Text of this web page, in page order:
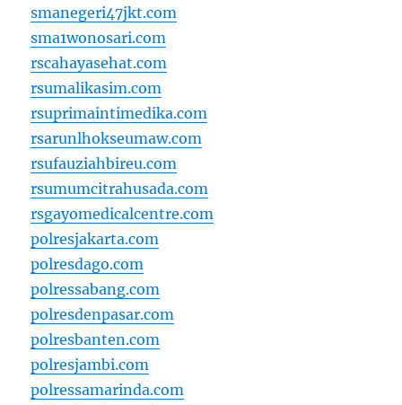
smanegeri47jkt.com
sma1wonosari.com
rscahayasehat.com
rsumalikasim.com
rsuprimaintimedika.com
rsarunlhokseumaw.com
rsufauziahbireu.com
rsumumcitrahusada.com
rsgayomedicalcentre.com
polresjakarta.com
polresdago.com
polressabang.com
polresdenpasar.com
polresbanten.com
polresjambi.com
polressamarinda.com